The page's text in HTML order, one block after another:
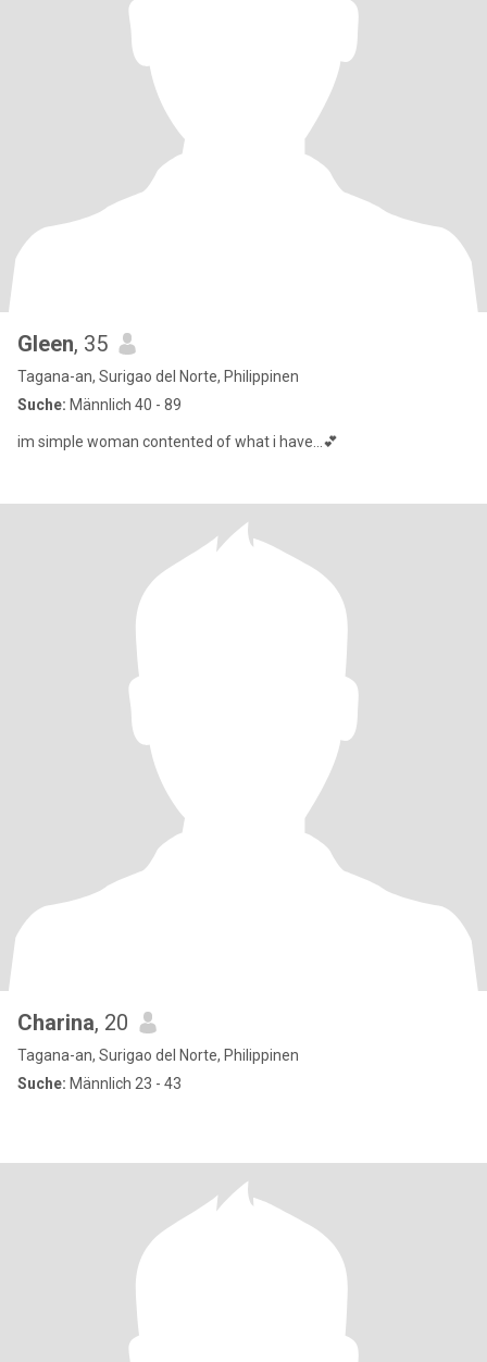
Gleen, 35
Tagana-an, Surigao del Norte, Philippinen
Suche: Männlich 40 - 89
im simple woman contented of what i have...💕
Charina, 20
Tagana-an, Surigao del Norte, Philippinen
Suche: Männlich 23 - 43